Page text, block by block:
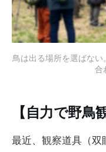
鳥は出る場所を選ばな
合
【自力で野鳥
最近、観察道具（双